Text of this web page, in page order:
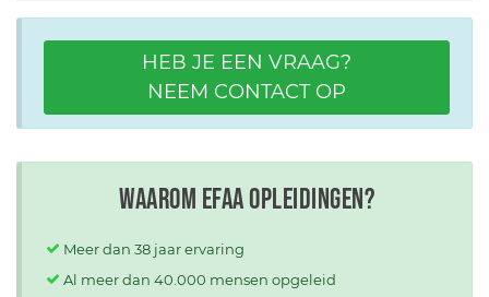
HEB JE EEN VRAAG?
NEEM CONTACT OP
Waarom EFAA opleidingen?
Meer dan 38 jaar ervaring
Al meer dan 40.000 mensen opgeleid